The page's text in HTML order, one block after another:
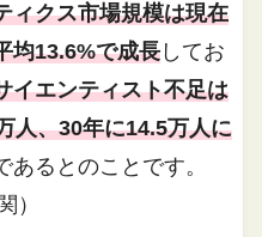
ィクス市場規模は現在
均13.6%で成長 してお
イエンティスト不足は
人、30年に14.5万人に
あるとのことです。
）